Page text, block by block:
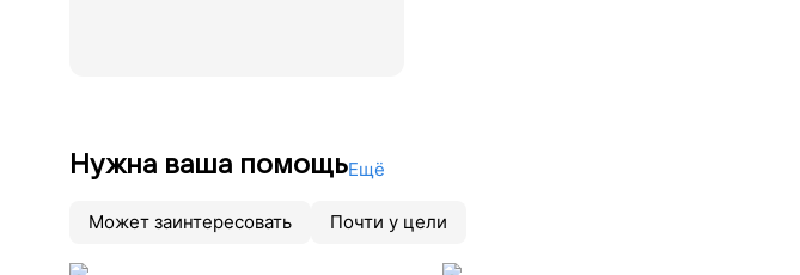
Нужна ваша помощьЕщё
Может заинтересовать Почти у цели